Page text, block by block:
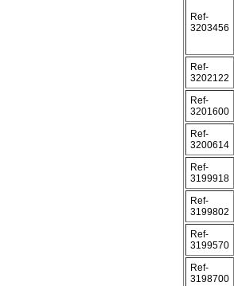
Ref-
3203456
Ref-
3202122
Ref-
3201600
Ref-
3200614
Ref-
3199918
Ref-
3199802
Ref-
3199570
Ref-
3198700